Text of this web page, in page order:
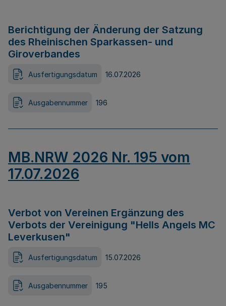
Berichtigung der Änderung der Satzung
des Rheinischen Sparkassen- und
Giroverbandes
Ausfertigungsdatum 16.07.2026
Ausgabennummer 196
MB.NRW 2026 Nr. 195 vom
17.07.2026
Verbot von Vereinen Ergänzung des
Verbots der Vereinigung "Hells Angels MC
Leverkusen"
Ausfertigungsdatum 15.07.2026
Ausgabennummer 195